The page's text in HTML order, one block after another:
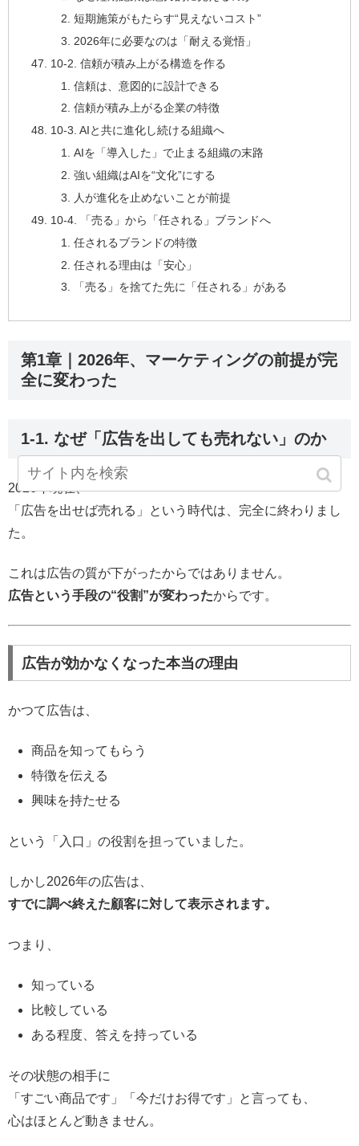
短期施策がもたらす“見えないコスト”
2026年に必要なのは「耐える覚悟」
10-2. 信頼が積み上がる構造を作る
信頼は、意図的に設計できる
信頼が積み上がる企業の特徴
10-3. AIと共に進化し続ける組織へ
AIを「導入した」で止まる組織の末路
強い組織はAIを“文化”にする
人が進化を止めないことが前提
10-4. 「売る」から「任される」ブランドへ
任されるブランドの特徴
任される理由は「安心」
「売る」を捨てた先に「任される」がある
第1章｜2026年、マーケティングの前提が完
全に変わった
1-1. なぜ「広告を出しても売れない」のか
2026年現在、
「広告を出せば売れる」という時代は、完全に終わりまし
た。
これは広告の質が下がったからではありません。
広告という手段の“役割”が変わったからです。
広告が効かなくなった本当の理由
かつて広告は、
商品を知ってもらう
特徴を伝える
興味を持たせる
という「入口」の役割を担っていました。
しかし2026年の広告は、
すでに調べ終えた顧客に対して表示されます。
つまり、
知っている
比較している
ある程度、答えを持っている
その状態の相手に
「すごい商品です」「今だけお得です」と言っても、
心はほとんど動きません。